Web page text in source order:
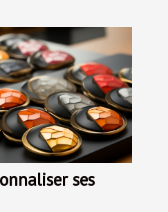
ses